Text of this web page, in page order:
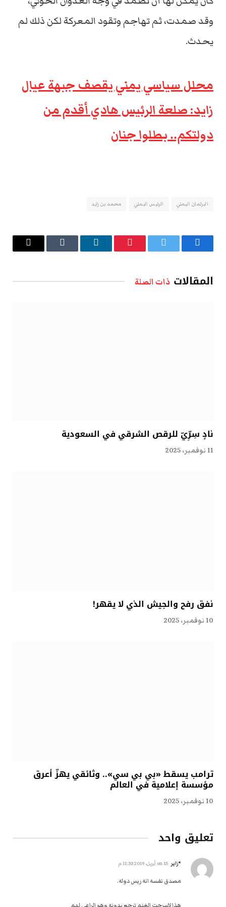
وقد صمدت، ثم تهاجم وتقود المعركة لكن ذلك لم
يحدث.
محلل سياسي يمني يقصف جبهة عيال
زايد: صلعة الرئيس هادي أقدم من
دولتكم.. بطلوا جنان
البرلمان اليمني الرئيس اليمني محمد بن زايد
فيسبوك تويتر بينتيريستلينكدإن Tumblr
البريد
المقالات ذات الصلة
نادٍ سِرِّيّ للرقص الشرقي في السعودية
11 نوفمبر، 2025
نفق رفح والجيش الذي لا يقهر!
10 نوفمبر، 2025
ترامب يسقط «بي بي سي».. وثائقي يهزّ أعرق
مؤسسة إعلامية في العالم
10 نوفمبر، 2025
تعليق واحد
*زاير 15 أبريل، 2019 11:33 م
مصدق نفسه انه ريس دوله.
هذا لاسرحت الغنم ترجع بدونه وهو الراعي لهم